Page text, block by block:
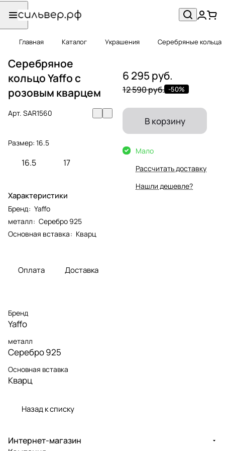
Главная Каталог Украшения Серебряные кольца
Серебряное
кольцо Yaffo с
розовым кварцем
Арт. SAR1560
Размер: 16.5
16.5 17
Характеристики
Бренд: Yaffo
металл: Серебро 925
Основная вставка: Кварц
6 295 руб.
12 590 руб. -50%
В корзину
Мало
Рассчитать доставку
Нашли дешевле?
Оплата Доставка
Бренд
Yaffo
металл
Серебро 925
Основная вставка
Кварц
Назад к списку
Интернет-магазин